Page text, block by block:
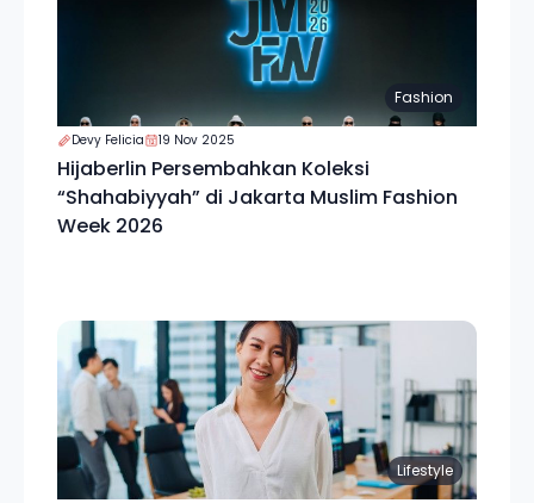
Fashion
Devy Felicia 19 Nov 2025
Hijaberlin Persembahkan Koleksi
“Shahabiyyah” di Jakarta Muslim Fashion
Week 2026
Lifestyle